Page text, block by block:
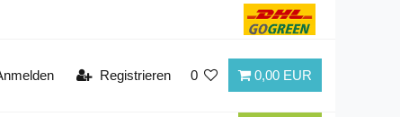
Registrieren 0 0,00 EUR